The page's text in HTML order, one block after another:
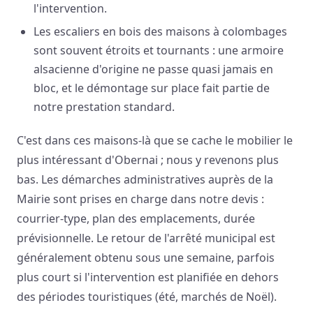
l'intervention.
Les escaliers en bois des maisons à colombages
sont souvent étroits et tournants : une armoire
alsacienne d'origine ne passe quasi jamais en
bloc, et le démontage sur place fait partie de
notre prestation standard.
C'est dans ces maisons-là que se cache le mobilier le
plus intéressant d'Obernai ; nous y revenons plus
bas. Les démarches administratives auprès de la
Mairie sont prises en charge dans notre devis :
courrier-type, plan des emplacements, durée
prévisionnelle. Le retour de l'arrêté municipal est
généralement obtenu sous une semaine, parfois
plus court si l'intervention est planifiée en dehors
des périodes touristiques (été, marchés de Noël).